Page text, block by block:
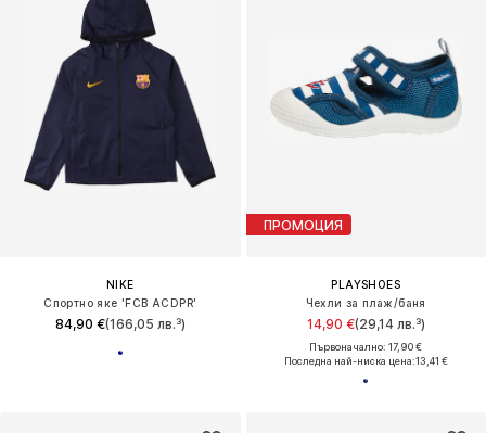
NIKE
Спортно яке 'FCB ACDPR'
84,90 €(166,05 лв.³)
ПРОМОЦИЯ
PLAYSHOES
Чехли за плаж/баня
14,90 €(29,14 лв.³)
Първоначално: 17,90 €
Последна най-ниска цена:13,41 €